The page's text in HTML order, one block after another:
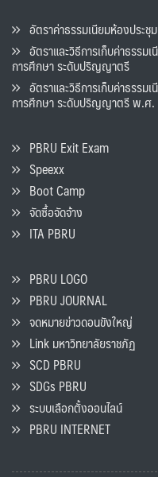
อัตราค่าธรรมเนียมห้องประชุม
อัตราและวิธีการเก็บค่าธรรมเ
การศึกษา ระดับปริญญาตรี
อัตราและวิธีการเก็บค่าธรรมเ
การศึกษา ระดับปริญญาตรี พ.ศ
PBRU Exit Exam
Speexx
Boot Camp
จัดซื้อจัดจ้าง
ITA PBRU
PBRU LOGO
PBRU JOURNAL
จดหมายข่าวดอนขังใหญ่
Link มหาวิทยาลัยราชภัฏ
SCD PBRU
SDGs PBRU
ระบบเลือกตั้งออนไลน์
PBRU INTERNET